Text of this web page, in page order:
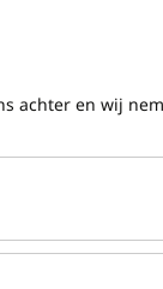
achter en wij